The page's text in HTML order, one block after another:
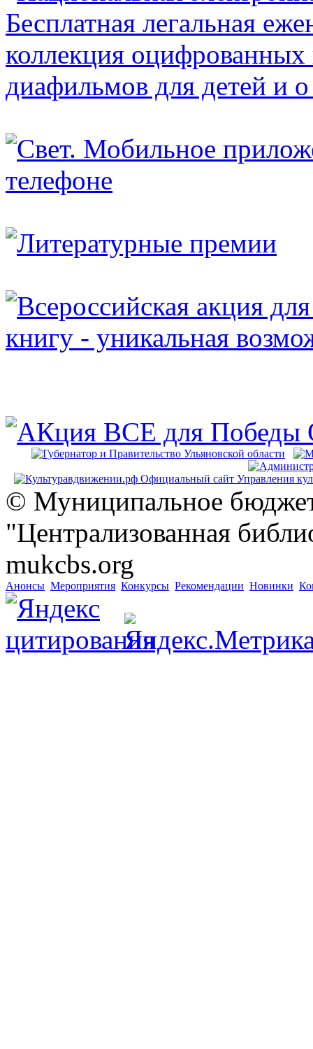
© Муниципальное
"Централизованная
mukcbs.org
Анонсы Мероприятия Конкурсы Рекомендации Новинки